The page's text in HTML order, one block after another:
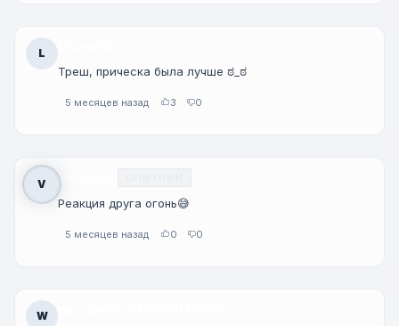
L
Треш, прическа была лучше ಠ_ಠ
5 месяцев назад 3 0
V Viktori99
Реакция друга огонь😅
5 месяцев назад 0 0
W